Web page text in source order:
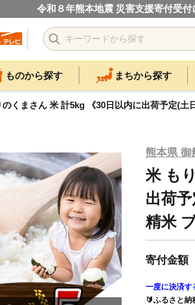
令和８年熊本地震 災害支援寄付受付
ものから探す まちから探す
のくまさん 米 計5kg 《30日以内に出荷予定(
熊本県 御
米 も
出荷
精米
寄付金額
一度に決済す
🔰ふるさと